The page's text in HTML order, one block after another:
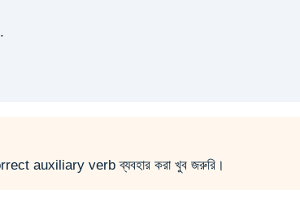
auxiliary verb ব্যবহার করা খুব জরুরি।